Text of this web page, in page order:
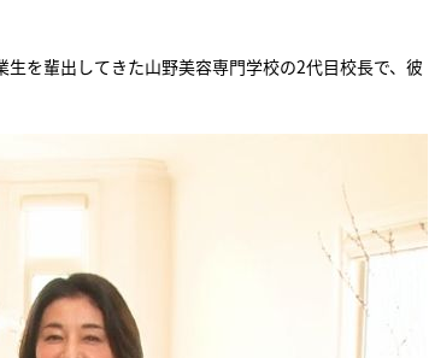
を輩出してきた山野美容専門学校の2代目校長で、彼